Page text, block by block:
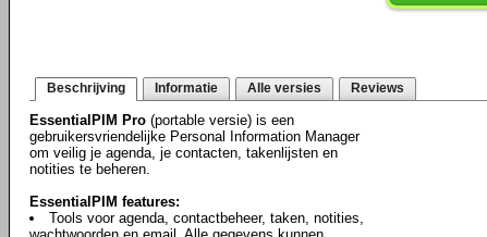
Beschrijving Informatie Alle versies Reviews
EssentialPIM Pro (portable versie) is een
gebruikersvriendelijke Personal Information Manager
om veilig je agenda, je contacten, takenlijsten en
notities te beheren.
EssentialPIM features:
Tools voor agenda, contactbeheer, taken, notities,